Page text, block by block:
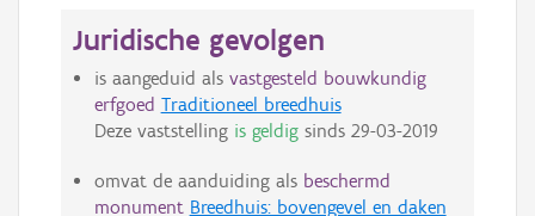
Juridische gevolgen
is aangeduid als vastgesteld bouwkundig
erfgoed Traditioneel breedhuis
Deze vaststelling is geldigsinds 29-03-2019
omvat de aanduiding als beschermd
monument Breedhuis: bovengevel en daken